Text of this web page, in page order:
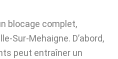
blocage complet,
Sur-Mehaigne. D’abord,
peut entraîner un